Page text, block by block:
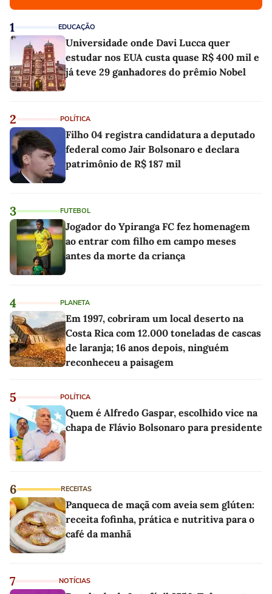
1 EDUCAÇÃO
Universidade onde Davi Lucca quer
estudar nos EUA custa quase R$ 400 mil e
já teve 29 ganhadores do prêmio Nobel
2 POLÍTICA
Filho 04 registra candidatura a deputado
federal como Jair Bolsonaro e declara
patrimônio de R$ 187 mil
3 FUTEBOL
Jogador do Ypiranga FC fez homenagem
ao entrar com filho em campo meses
antes da morte da criança
4 PLANETA
Em 1997, cobriram um local deserto na
Costa Rica com 12.000 toneladas de cascas
de laranja; 16 anos depois, ninguém
reconheceu a paisagem
5 POLÍTICA
Quem é Alfredo Gaspar, escolhido vice na
chapa de Flávio Bolsonaro para presidente
6 RECEITAS
Panqueca de maçã com aveia sem glúten:
receita fofinha, prática e nutritiva para o
café da manhã
7 NOTÍCIAS